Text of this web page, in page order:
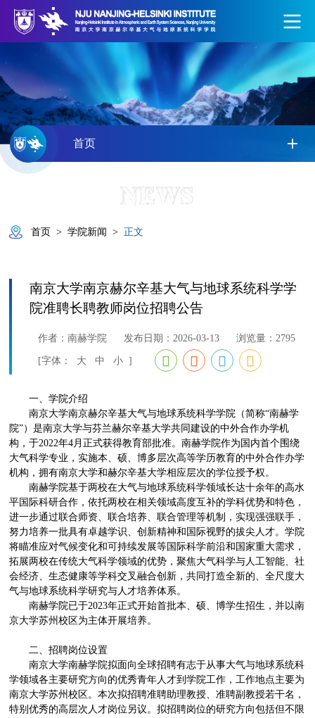
首页
学院新闻
NEWS
首页 > 学院新闻 > 正文
南京大学南京赫尔辛基大气与地球系统科学学
院准聘长聘教师岗位招聘公告
作者：南赫学院 发布日期：2026-03-13 浏览量：2795
[字体：
大 中 小 ]
一、学院介绍
南京大学南京赫尔辛基大气与地球系统科学学院（简称“南赫学
院”）是南京大学与芬兰赫尔辛基大学共同建设的中外合作办学机
构，于2022年4月正式获得教育部批准。南赫学院作为国内首个围绕
大气科学专业，实施本、硕、博多层次高等学历教育的中外合作办学
机构，拥有南京大学和赫尔辛基大学相应层次的学位授予权。
南赫学院基于两校在大气与地球系统科学领域长达十余年的高水
平国际科研合作，依托两校在相关领域高度互补的学科优势和特色，
进一步通过联合师资、联合培养、联合管理等机制，实现强强联手，
努力培养一批具有卓越学识、创新精神和国际视野的拔尖人才。学院
将瞄准应对气候变化和可持续发展等国际科学前沿和国家重大需求，
拓展两校在传统大气科学领域的优势，聚焦大气科学与人工智能、社
会经济、生态健康等学科交叉融合创新，共同打造全新的、全尺度大
气与地球系统科学研究与人才培养体系。
南赫学院已于2023年正式开始首批本、硕、博学生招生，并以南
京大学苏州校区为主体开展培养。
二、招聘岗位设置
南京大学南赫学院拟面向全球招聘有志于从事大气与地球系统科
学领域各主要研究方向的优秀青年人才到学院工作，工作地点主要为
南京大学苏州校区。本次拟招聘准聘助理教授、准聘副教授若干名，
特别优秀的高层次人才岗位另议。拟招聘岗位的研究方向包括但不限